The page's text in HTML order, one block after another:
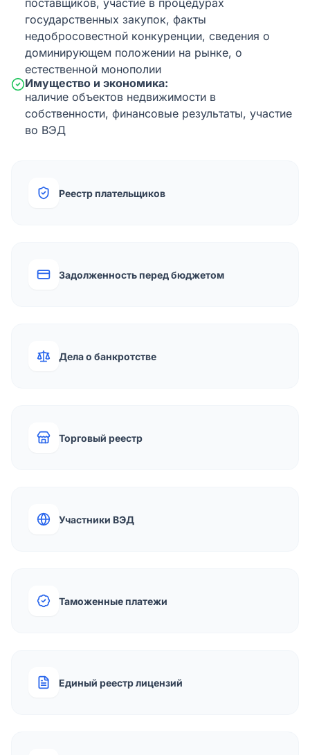
поставщиков, участие в процедурах
государственных закупок, факты
недобросовестной конкуренции, сведения о
доминирующем положении на рынке, о
естественной монополии
Имущество и экономика:
наличие объектов недвижимости в
собственности, финансовые результаты, участие
во ВЭД
Реестр плательщиков
Задолженность перед бюджетом
Дела о банкротстве
Торговый реестр
Участники ВЭД
Таможенные платежи
Единый реестр лицензий